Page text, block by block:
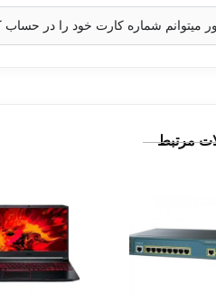
میتوانم شماره کارت خود را در حساب
مرتبط